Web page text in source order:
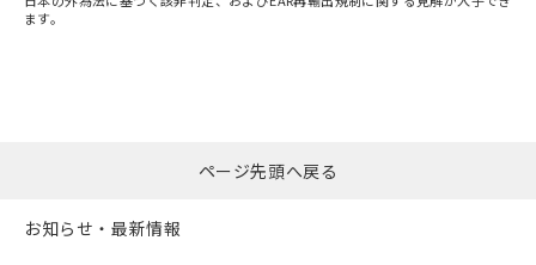
この製品のRoHS/REACH対応状況ページへ
ます。
ページ先頭へ戻る
お知らせ・最新情報